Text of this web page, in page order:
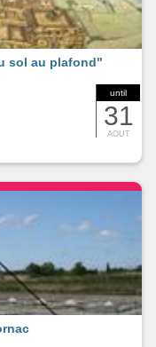
until
31
AOUT
sol au plafond"